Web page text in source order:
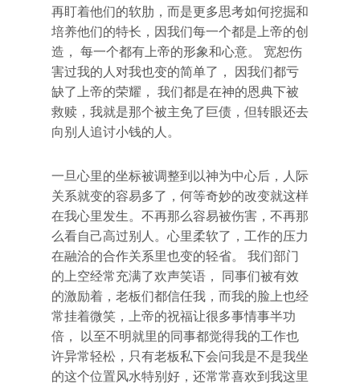
再盯着他们的软肋，而是更多思考如何挖掘和
培养他们的特长，因我们每一个都是上帝的创
造， 每一个都有上帝的形象和心意。 宽恕伤
害过我的人对我也变的简单了， 因我们都亏
缺了上帝的荣耀， 我们都是在神的恩典下被
救赎，我就是那个被主免了巨债，但转眼还去
向别人追讨小钱的人。
一旦心里的坐标被调整到以神为中心后，人际
关系就变的容易多了，何等奇妙的改变就这样
在我心里发生。不再那么容易被伤害，不再那
么看自己高过别人。心里柔软了，工作的压力
在融洽的合作关系里也变的轻省。 我们部门
的上空经常充满了欢声笑语， 同事们被有效
的激励着，老板们都信任我，而我的脸上也经
常挂着微笑，上帝的祝福让很多事情事半功
倍， 以至不明就里的同事都觉得我的工作也
许异常轻松，只有老板私下会问我是不是我坐
的这个位置风水特别好，还常常喜欢到我这里